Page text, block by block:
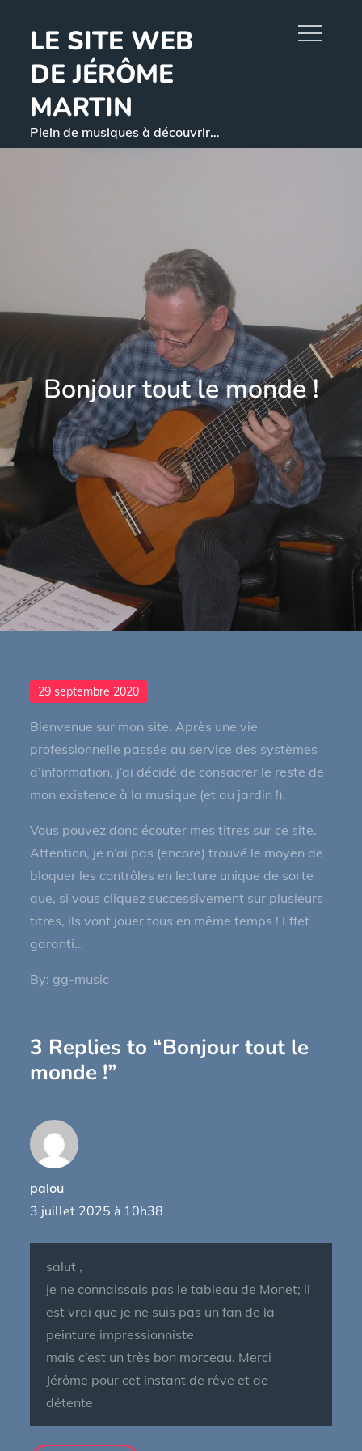
LE SITE WEB
DE JÉRÔME
MARTIN
Plein de musiques à découvrir…
Bonjour tout le monde !
Posted
29 septembre 2020
Bienvenue sur mon site. Après une vie
professionnelle passée au service des systèmes
d’information, j’ai décidé de consacrer le reste de
mon existence à la musique (et au jardin !).
Vous pouvez donc écouter mes titres sur ce site.
Attention, je n’ai pas (encore) trouvé le moyen de
bloquer les contrôles en lecture unique de sorte
que, si vous cliquez successivement sur plusieurs
titres, ils vont jouer tous en même temps ! Effet
garanti…
By: gg-music
3 Replies to “Bonjour tout le
monde !”
palou
3 juillet 2025 à 10h38
salut ,
je ne connaissais pas le tableau de Monet; il
est vrai que je ne suis pas un fan de la
peinture impressionniste
mais c’est un très bon morceau. Merci
Jérôme pour cet instant de rêve et de
détente